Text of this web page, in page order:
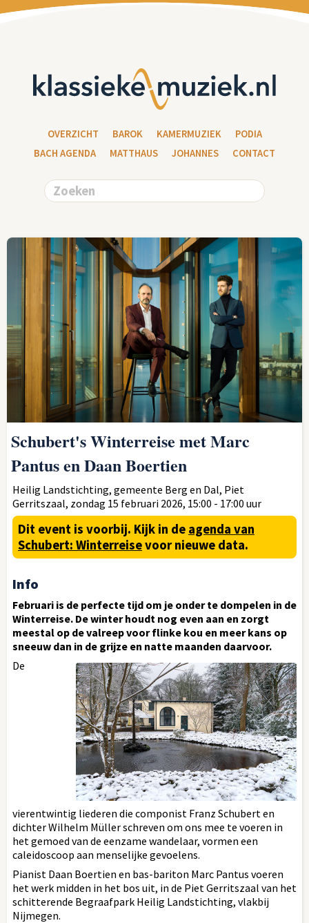
OVERZICHT BAROK KAMERMUZIEK
PODIA
BACH AGENDA
MATTHAUS JOHANNES CONTACT
Schubert's Winterreise met Marc
Pantus en Daan Boertien
Heilig Landstichting, gemeente Berg en Dal, Piet
Gerritszaal, zondag 15 februari 2026, 15:00 - 17:00 uur
Dit event is voorbij. Kijk in de agenda van
Schubert: Winterreisevoor nieuwe data.
Info
Februari is de perfecte tijd om je onder te dompelen in de
Winterreise. De winter houdt nog even aan en zorgt
meestal op de valreep voor flinke kou en meer kans op
sneeuw dan in de grijze en natte maanden daarvoor.
De
vierentwintig liederen die componist Franz Schubert en
dichter Wilhelm Müller schreven om ons mee te voeren in
het gemoed van de eenzame wandelaar, vormen een
caleidoscoop aan menselijke gevoelens.
Pianist Daan Boertien en bas-bariton Marc Pantus voeren
het werk midden in het bos uit, in de Piet Gerritszaal van het
schitterende Begraafpark Heilig Landstichting, vlakbij
Nijmegen.